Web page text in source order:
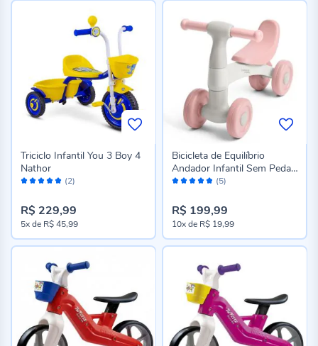
Avaliação: (2)
Triciclo Infantil You 3 Boy 4
Nathor
R$ 229,99
5xde R$ 45,99
Avaliação: (5)
Bicicleta de Equilíbrio
Andador Infantil Sem Pedal
Havan Baby - Rosa e Off
R$ 199,99
10xde R$ 19,99